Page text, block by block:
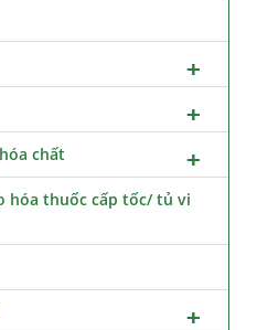
chất
hóa thuốc cấp tốc/ tủ vi